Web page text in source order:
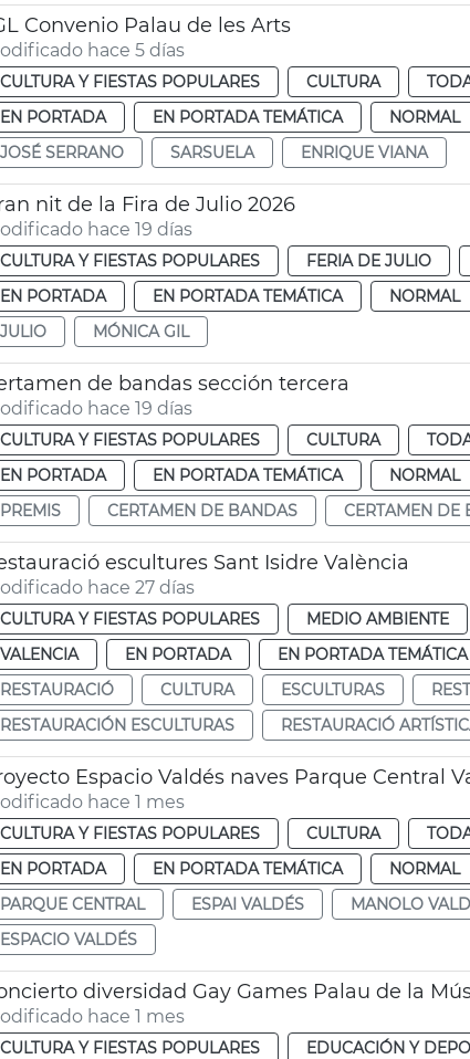
Convenio Palau de les Arts
hace 5 días
CULTURA Y FIESTAS POPULARES CULTURA
EN PORTADA
EN PORTADA TEMÁTICA NORMAL
JOSÉ SERRANO
SARSUELA ENRIQUE VIANA
nit de la Fira de Julio 2026
hace 19 días
CULTURA Y FIESTAS POPULARES FERIA DE JULIO
EN PORTADA
EN PORTADA TEMÁTICA NORMAL
JULIO
MÓNICA GIL
de bandas sección tercera
hace 19 días
CULTURA Y FIESTAS POPULARES CULTURA
EN PORTADA
EN PORTADA TEMÁTICA NORMAL
PREMIS
CERTAMEN DE BANDAS CERTAMEN DE
escultures Sant Isidre València
hace 27 días
CULTURA Y FIESTAS POPULARES MEDIO AMBIENTE
VALENCIA
EN PORTADA EN PORTADA TEMÁTICA
RESTAURACIÓ
CULTURA ESCULTURAS
RESTAURACIÓN ESCULTURAS
RESTAURACIÓ
Espacio Valdés naves Parque Central
hace 1 mes
CULTURA Y FIESTAS POPULARES CULTURA
EN PORTADA
EN PORTADA TEMÁTICA NORMAL
PARQUE CENTRAL
ESPAI VALDÉS MANOLO
ESPACIO VALDÉS
diversidad Gay Games Palau de la
hace 1 mes
CULTURA Y FIESTAS POPULARES EDUCACIÓN Y